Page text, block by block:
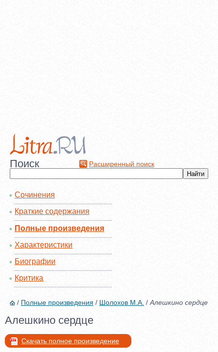
Поиск Расширенный поиск
Сочинения
Краткие содержания
Полные произведения
Характеристики
Биографии
Критика
/ Полные произведения / Шолохов М.А. / Алешкино сердце
Алешкино сердце
Скачать полное произведение